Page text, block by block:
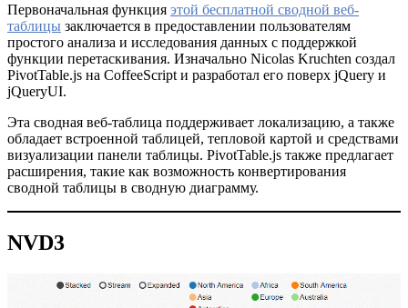
Первоначальная функция этой бесплатной сводной веб-
таблицы заключается в предоставлении пользователям
простого анализа и исследования данных с поддержкой
функции перетаскивания. Изначально Nicolas Kruchten создал
PivotTable.js на CoffeeScript и разработал его поверх jQuery и
jQueryUI.
Эта сводная веб-таблица поддерживает локализацию, а также
обладает встроенной таблицей, тепловой картой и средствами
визуализации панели таблицы. PivotTable.js также предлагает
расширения, такие как возможность конвертирования
сводной таблицы в сводную диаграмму.
NVD3